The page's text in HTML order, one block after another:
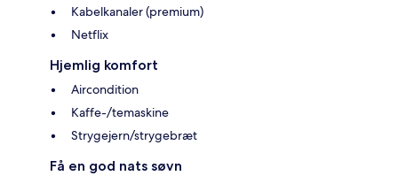
Kabelkanaler (premium)
Netflix
Hjemlig komfort
Aircondition
Kaffe-/temaskine
Strygejern/strygebræt
Få en god nats søvn